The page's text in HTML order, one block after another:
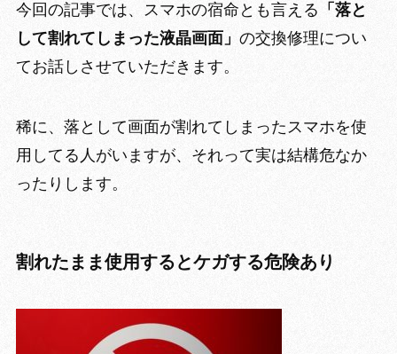
今回の記事では、スマホの宿命とも言える 「落と
して割れてしまった液晶画面」 の交換修理につい
てお話しさせていただきます。
稀に、落として画面が割れてしまったスマホを使
用してる人がいますが、それって実は結構危なか
ったりします。
割れたまま使用するとケガする危険あり